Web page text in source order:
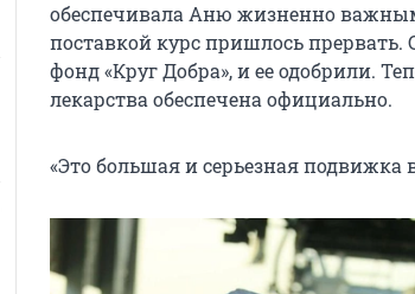
обеспечивала Аню жизненно
поставкой курс пришлось прервать.
фонд «Круг Добра», и ее одобрили.
лекарства обеспечена официально.
«Это большая и серьезная